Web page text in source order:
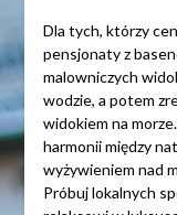
Dla tych, którzy
pensjonaty z
malowniczych
wodzie, a potem
widokiem na
harmonii między
wyżywieniem nad
Próbuj lokalnych